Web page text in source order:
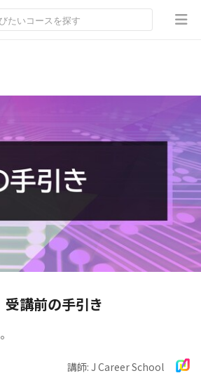
講前の手引き
講師: J Career School